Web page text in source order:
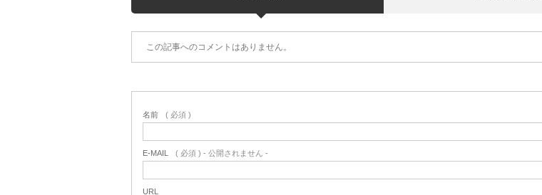
この記事へのコメントはありません。
名前 ( 必須 )
E-MAIL ( 必須 ) - 公開されません -
URL